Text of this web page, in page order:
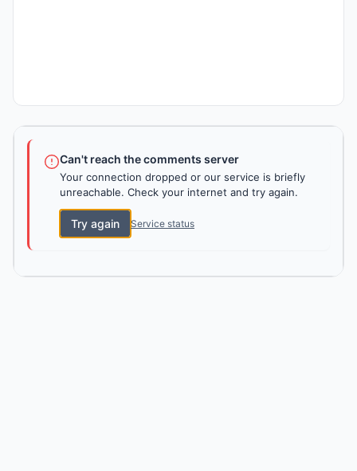
Can't reach the comments server
Your connection dropped or our service is briefly
unreachable. Check your internet and try again.
Try again Service status